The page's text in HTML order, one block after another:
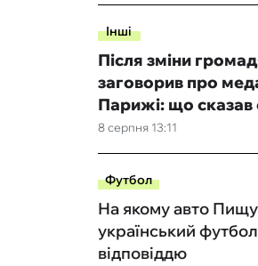
Інші
8 серпня 13:11
Після зміни
заговорив про
Парижі: що сказав
Футбол
На якому авто
український
відповіддю